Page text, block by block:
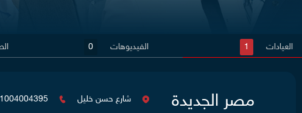
العيادات 1 الفيديوهات 0
مصر الجديدة شارع حسن خليل